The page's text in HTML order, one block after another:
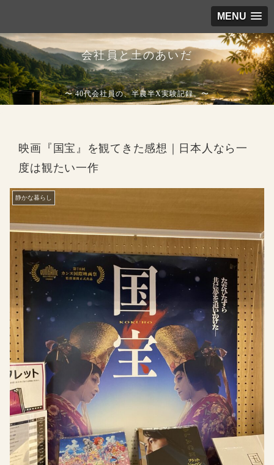
MENU
会社員と土のあいだ
〜 40代会社員の、半農半X実験記録。〜
映画『国宝』を観てきた感想｜日本人なら一
度は観たい一作
静かな暮らし